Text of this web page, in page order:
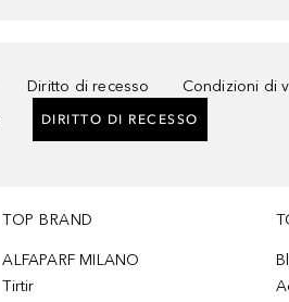
Diritto di recesso
Condizioni di
DIRITTO DI RECESSO
TOP BRAND
ALFAPARF MILANO
Tirtir